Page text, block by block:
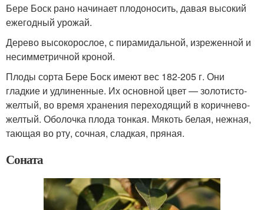
Бере Боск рано начинает плодоносить, давая высокий
ежегодный урожай.
Дерево высокорослое, с пирамидальной, изреженной и
несимметричной кроной.
Плоды сорта Бере Боск имеют вес 182-205 г. Они
гладкие и удлиненные. Их основной цвет — золотисто-
желтый, во время хранения переходящий в коричнево-
желтый. Оболочка плода тонкая. Мякоть белая, нежная,
тающая во рту, сочная, сладкая, пряная.
Соната